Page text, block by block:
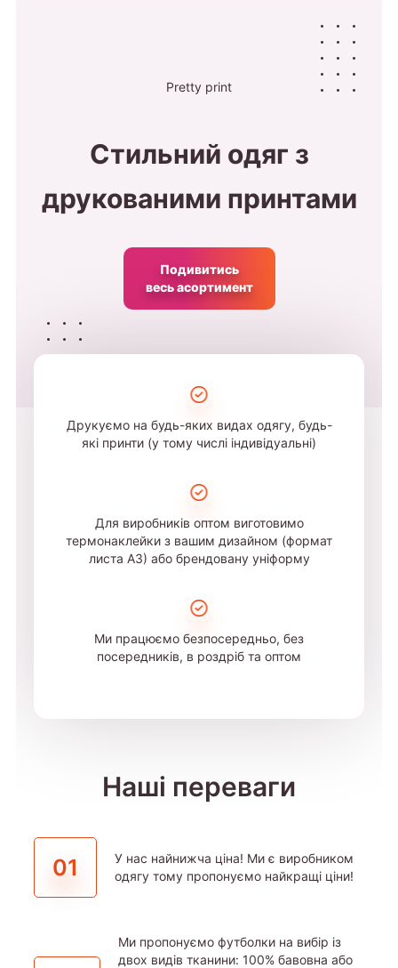
Pretty print
Стильний одяг з
друкованими принтами
Подивитись
весь асортимент
Друкуємо на будь-яких видах одягу, будь-
які принти (у тому числі індивідуальні)
Для виробників оптом виготовимо
термонаклейки з вашим дизайном (формат
листа А3) або брендовану уніформу
Ми працюємо безпосередньо, без
посередників, в роздріб та оптом
Наші переваги
01
У нас найнижча ціна! Ми є виробником
одягу тому пропонуємо найкращі ціни!
Ми пропонуємо футболки на вибір із
двох видів тканини: 100% бавовна або